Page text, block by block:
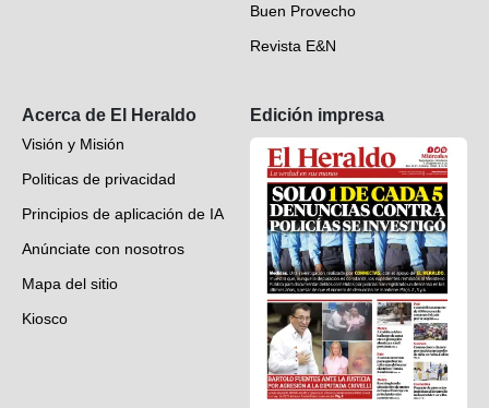
Buen Provecho
Revista E&N
Acerca de El Heraldo
Visión y Misión
Politicas de privacidad
Principios de aplicación de IA
Anúnciate con nosotros
Mapa del sitio
Kiosco
Edición impresa